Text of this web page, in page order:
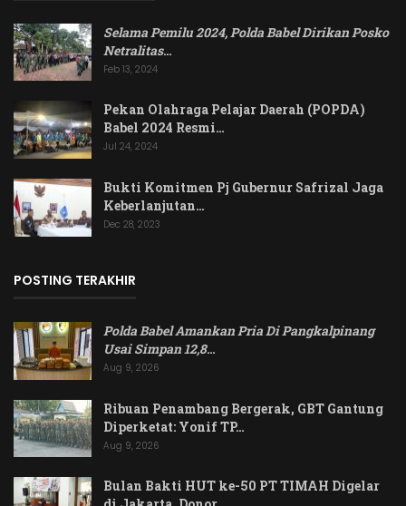
Selama Pemilu 2024, Polda Babel Dirikan Posko
Netralitas…
Feb 13, 2024
Pekan Olahraga Pelajar Daerah (POPDA)
Babel 2024 Resmi…
Jul 24, 2024
Bukti Komitmen Pj Gubernur Safrizal Jaga
Keberlanjutan…
Dec 28, 2023
POSTING TERAKHIR
Polda Babel Amankan Pria Di Pangkalpinang
Usai Simpan 12,8…
Aug 9, 2026
Ribuan Penambang Bergerak, GBT Gantung
Diperketat: Yonif TP…
Aug 9, 2026
Bulan Bakti HUT ke-50 PT TIMAH Digelar